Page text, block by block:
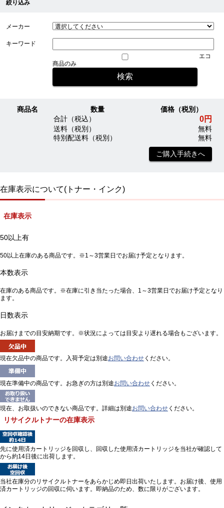
絞り込み
メーカー
キーワード
エコ
商品のみ
商品名 数量
価格（税別）
合計（税込）
0円
送料（税別）
無料
特別配送料（税別）
無料
ご購入手続きへ
在庫表示について(トナー・インク)
在庫表示
50以上有
50以上在庫のある商品です。※1～3営業日でお届け予定となります。
本数表示
在庫のある商品です。※在庫に引き当たった場合、1～3営業日でお届け予定となり
ます。
日数表示
お届けまでの目安納期です。※状況によっては目安より遅れる場合もございます。
現在欠品中の商品です。入荷予定は別途お問い合わせ ください。
現在準備中の商品です。お急ぎの方は別途お問い合わせ ください。
現在、お取扱いのできない商品です。詳細は別途お問い合わせ ください。
リサイクルトナーの在庫表示
先に使用済カートリッジを回収し、回収した使用済カートリッジを当社が確認して
から約14日後に出荷します。
当社在庫分のリサイクルトナーをあらかじめ即日出荷いたします。お届け後、使用
済カートリッジの回収に伺います。即納品のため、数に限りがございます。